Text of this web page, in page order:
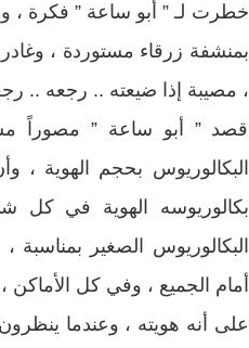
خطرت لـ ” أبو ساعة ” فكرة ،
بمنشفة زرقاء مستوردة ،
، مصيبة إذا ضيعته .. رجعه ..
قصد ” أبو ساعة ” مصوراً
البكالوريوس بحجم الهوية
بكالوريوسه الهوية في كل
البكالوريوس الصغير
أمام الجميع ، وفي كل الأماكن
على أنه هويته ، وعندما